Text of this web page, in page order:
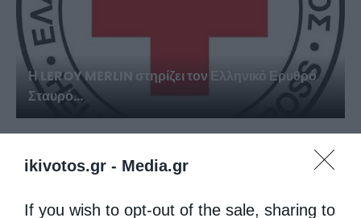
ikivotos.gr - Media.gr
If you wish to opt-out of the sale, sharing to
Η LEROY MERLIN στηρίζει τον Ελληνικό Ερυθρό
Σταυρό...